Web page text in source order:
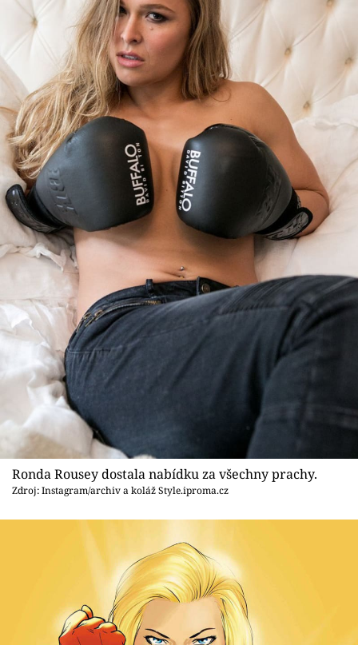
Ronda Rousey dostala nabídku za všechny prachy.
Zdroj: Instagram/archiv a koláž Style.iproma.cz